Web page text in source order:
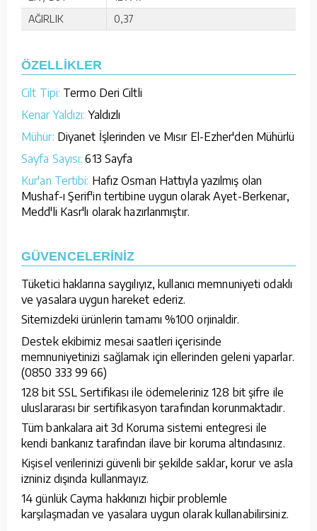
AĞIRLIK
0,37
ÖZELLİKLER
Cilt Tipi: Termo Deri Ciltli
Kenar Yaldızı: Yaldızlı
Mühür: Diyanet İşlerinden ve Mısır El-Ezher'den Mühürlü
Sayfa Sayısı: 613 Sayfa
Kur'an Tertibi: Hafız Osman Hattıyla yazılmış olan
Mushaf-ı Şerif'in tertibine uygun olarak Ayet-Berkenar,
Medd'li Kasr'lı olarak hazırlanmıştır.
GÜVENCELERİNİZ
Tüketici haklarına saygılıyız, kullanıcı memnuniyeti odaklı
ve yasalara uygun hareket ederiz.
Sitemizdeki ürünlerin tamamı %100 orjinaldir.
Destek ekibimiz mesai saatleri içerisinde
memnuniyetinizi sağlamak için ellerinden geleni yaparlar.
(0850 333 99 66)
128 bit SSL Sertifikası ile ödemeleriniz 128 bit şifre ile
uluslararası bir sertifikasyon tarafından korunmaktadır.
Tüm bankalara ait 3d Koruma sistemi entegresi ile
kendi bankanız tarafından ilave bir koruma altındasınız.
Kişisel verilerinizi güvenli bir şekilde saklar, korur ve asla
izniniz dışında kullanmayız.
14 günlük Cayma hakkınızı hiçbir problemle
karşılaşmadan ve yasalara uygun olarak kullanabilirsiniz.